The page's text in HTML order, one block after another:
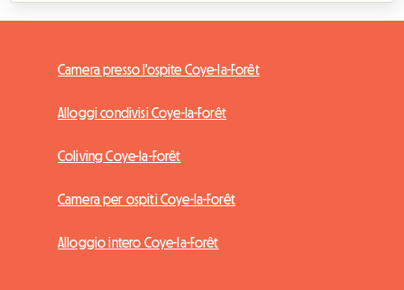
Camera presso l'ospite Coye-la-Forêt
Alloggi condivisi Coye-la-Forêt
Coliving Coye-la-Forêt
Camera per ospiti Coye-la-Forêt
Alloggio intero Coye-la-Forêt